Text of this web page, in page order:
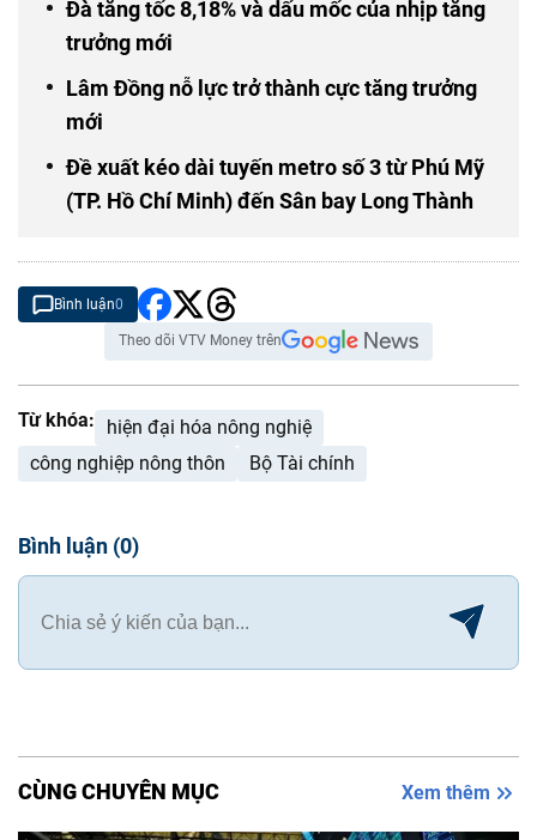
Đà tăng tốc 8,18% và dấu mốc của nhịp tăng
trưởng mới
Lâm Đồng nỗ lực trở thành cực tăng trưởng
mới
Đề xuất kéo dài tuyến metro số 3 từ Phú Mỹ
(TP. Hồ Chí Minh) đến Sân bay Long Thành
Bình luận0
Theo dõi VTV Money trên
Từ khóa:
hiện đại hóa nông nghiệ
công nghiệp nông thôn
Bộ Tài chính
Bình luận (0)
CÙNG CHUYÊN MỤC Xem thêm